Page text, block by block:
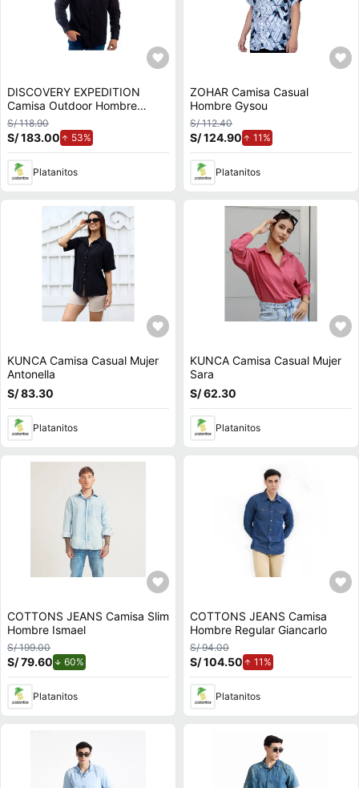
DISCOVERY EXPEDITION
Camisa Outdoor Hombre
Manga Larga
S/ 118.90
S/ 183.00 53%
Platanitos
ZOHAR Camisa Casual
Hombre Gysou
S/ 112.40
S/ 124.90 11%
Platanitos
KUNCA Camisa Casual Mujer
Antonella
S/ 83.30
Platanitos
KUNCA Camisa Casual Mujer
Sara
S/ 62.30
Platanitos
COTTONS JEANS Camisa Slim
Hombre Ismael
S/ 199.00
S/ 79.60 60%
Platanitos
COTTONS JEANS Camisa
Hombre Regular Giancarlo
S/ 94.00
S/ 104.50 11%
Platanitos